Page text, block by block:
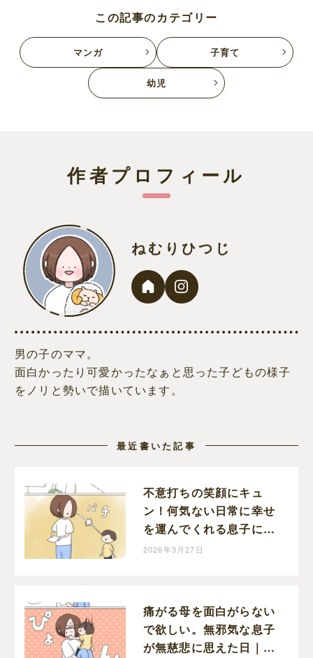
この記事のカテゴリー
マンガ 子育て
幼児
作者プロフィール
ねむりひつじ
男の子のママ。
面白かったり可愛かったなぁと思った子どもの様子
をノリと勢いで描いています。
最近書いた記事
不意打ちの笑顔にキュ
ン！何気ない日常に幸せ
を運んでくれる息子に感
謝｜ねむりひつじの子育
2026年3月27日
痛がる母を面白がらない
で欲しい。無邪気な息子
が無慈悲に思えた日｜ね